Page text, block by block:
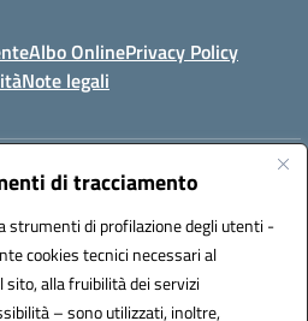
di tracciamento
strumenti di profilazione degli utenti -
cookies tecnici necessari al
alla fruibilità dei servizi
– sono utilizzati, inoltre,
Albo OnlinePrivacy Policy
Note legali
89861 – Tropea (VV)
vvic82200d@pec.istruzione.it